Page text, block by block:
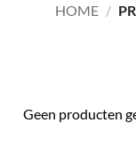
HOME /
Geen producten